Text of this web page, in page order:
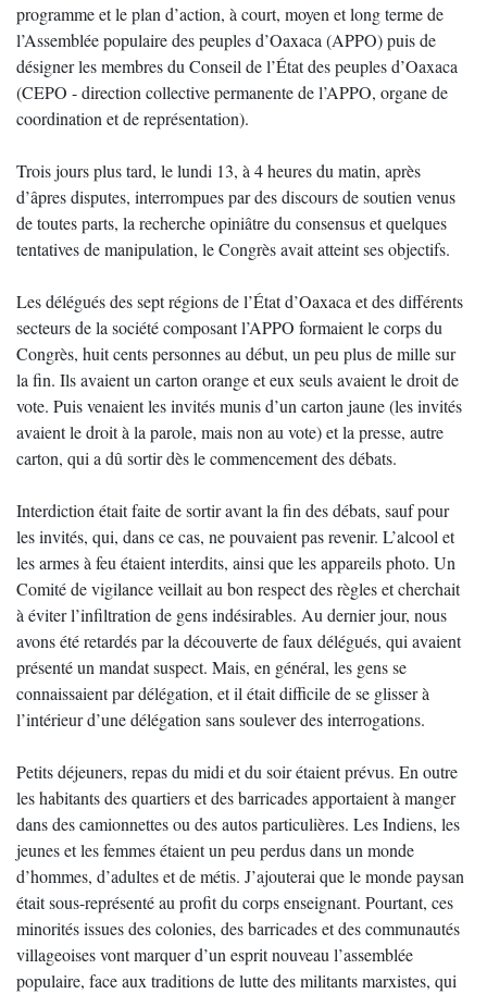
programme et le plan d’action, à court, moyen et long terme de
l’Assemblée populaire des peuples d’Oaxaca (APPO) puis de
désigner les membres du Conseil de l’État des peuples d’Oaxaca
(CEPO - direction collective permanente de l’APPO, organe de
coordination et de représentation).
Trois jours plus tard, le lundi 13, à 4 heures du matin, après
d’âpres disputes, interrompues par des discours de soutien venus
de toutes parts, la recherche opiniâtre du consensus et quelques
tentatives de manipulation, le Congrès avait atteint ses objectifs.
Les délégués des sept régions de l’État d’Oaxaca et des différents
secteurs de la société composant l’APPO formaient le corps du
Congrès, huit cents personnes au début, un peu plus de mille sur
la fin. Ils avaient un carton orange et eux seuls avaient le droit de
vote. Puis venaient les invités munis d’un carton jaune (les invités
avaient le droit à la parole, mais non au vote) et la presse, autre
carton, qui a dû sortir dès le commencement des débats.
Interdiction était faite de sortir avant la fin des débats, sauf pour
les invités, qui, dans ce cas, ne pouvaient pas revenir. L’alcool et
les armes à feu étaient interdits, ainsi que les appareils photo. Un
Comité de vigilance veillait au bon respect des règles et cherchait
à éviter l’infiltration de gens indésirables. Au dernier jour, nous
avons été retardés par la découverte de faux délégués, qui avaient
présenté un mandat suspect. Mais, en général, les gens se
connaissaient par délégation, et il était difficile de se glisser à
l’intérieur d’une délégation sans soulever des interrogations.
Petits déjeuners, repas du midi et du soir étaient prévus. En outre
les habitants des quartiers et des barricades apportaient à manger
dans des camionnettes ou des autos particulières. Les Indiens, les
jeunes et les femmes étaient un peu perdus dans un monde
d’hommes, d’adultes et de métis. J’ajouterai que le monde paysan
était sous-représenté au profit du corps enseignant. Pourtant, ces
minorités issues des colonies, des barricades et des communautés
villageoises vont marquer d’un esprit nouveau l’assemblée
populaire, face aux traditions de lutte des militants marxistes, qui